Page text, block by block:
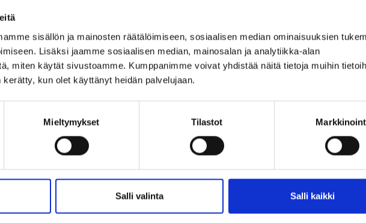
sisällön ja mainosten räätälöimiseen, sosiaalisen median ominaisuuksien
Lisäksi jaamme sosiaalisen median, mainosalan ja analytiikka-alan
miten käytät sivustoamme. Kumppanimme voivat yhdistää näitä tietoja muihin
kun olet käyttänyt heidän palvelujaan.
Mieltymykset Tilastot
Salli valinta Salli kaikki
sormus valmistetaan tilauksesta juuri sinua varten. Toimitusaika on noin 10-15
koon valinnassa
sisäpinta on hieman pyöristetty, mikä tekee siitä erittäin miellyttävän
takaa, että sormus liukuu helposti sormeen ja tuntuu mukavalta kaikissa
kokoa valitessa kannattaa olla erityisen tarkkana. Pyöristetty sormus
kuin tasapintainen sormus, joten huolellinen koon valinta on tärkeää
että sormesi koko voi vaihdella riippuen lämpötilasta ja vuorokauden
turvonneet ja illalla kapeammat, joten koon valinnassa voi olla tarpeen
joka on näiden eri mittojen välissä. Sormuksen leveys vaikuttaa myös sen
olet epävarma koon valinnasta, älä epäröi ottaa yhteyttä asiakaspalveluumme!